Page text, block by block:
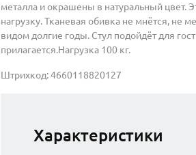
металла и окрашены в натуральный цвет.
нагрузку. Тканевая обивка не мнётся, не
видом долгие годы. Стул подойдёт для
прилагается.Нагрузка 100 кг.
Штрихкод: 4660118820127
Характеристики